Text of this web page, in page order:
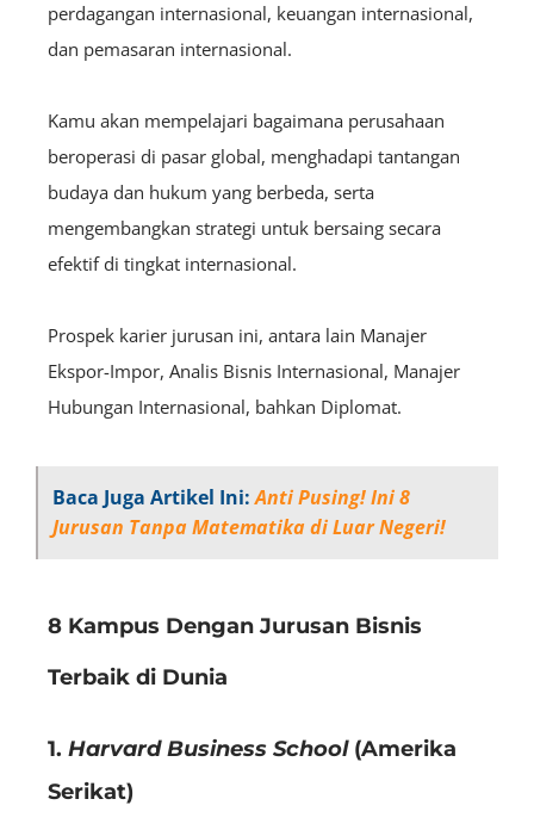
perdagangan internasional, keuangan internasional,
dan pemasaran internasional.
Kamu akan mempelajari bagaimana perusahaan
beroperasi di pasar global, menghadapi tantangan
budaya dan hukum yang berbeda, serta
mengembangkan strategi untuk bersaing secara
efektif di tingkat internasional.
Prospek karier jurusan ini, antara lain Manajer
Ekspor-Impor, Analis Bisnis Internasional, Manajer
Hubungan Internasional, bahkan Diplomat.
Baca Juga Artikel Ini:Anti Pusing! Ini 8
Jurusan Tanpa Matematika di Luar Negeri!
8 Kampus Dengan Jurusan Bisnis
Terbaik di Dunia
1. Harvard Business School(Amerika
Serikat)